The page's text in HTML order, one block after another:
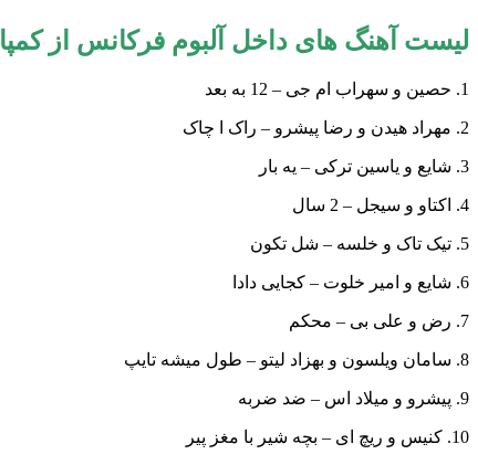
لیست آهنگ های داخل آلبوم فرکانس از
1. حصین و سهراب ام جی – 12 به بعد
2. مهراد هیدن و رضا پیشرو – راک ا چاک
3. شایع و یاسین ترکی – یه بار
4. اکتاو و سیجل – 2 سال
5. تیک تاک و خلسه – شل تکون
6. شایع و امیر خلوت – کجایی دادا
7. رض و علی بی – محکم
8. سامان ویلسون و بهزاد لیتو – طول میشه تایپ
9. پیشرو و میلاد اس – ضد ضربه
10. کنیس و ریچ ای – بچه شیر با مغز پیر